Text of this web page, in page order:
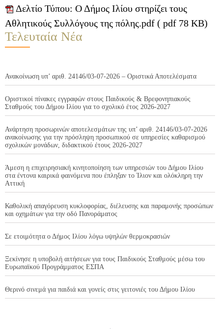
Δελτίο Τύπου: Ο Δήμος Ιλίου στηρίζει τους
Αθλητικούς Συλλόγους της πόλης.pdf ( pdf 78 KB)
Τελευταία Νέα
Ανακοίνωση υπ’ αριθ. 24146/03-07-2026 – Οριστικά Αποτελέσματα
Οριστικοί πίνακες εγγραφών στους Παιδικούς & Βρεφονηπιακούς
Σταθμούς του Δήμου Ιλίου για το σχολικό έτος 2026-2027
Ανάρτηση προσωρινών αποτελεσμάτων της υπ’ αριθ. 24146/03-07-2026
ανακοίνωσης για την πρόσληψη προσωπικού σε υπηρεσίες καθαρισμού
σχολικών μονάδων, διδακτικού έτους 2026-2027
Άμεση η επιχειρησιακή κινητοποίηση των υπηρεσιών του Δήμου Ιλίου
στα έντονα καιρικά φαινόμενα που έπληξαν το Ίλιον και ολόκληρη την
Αττική
Καθολική απαγόρευση κυκλοφορίας, διέλευσης και παραμονής προσώπων
και οχημάτων για την οδό Πανοράματος
Σε ετοιμότητα ο Δήμος Ιλίου λόγω υψηλών θερμοκρασιών
Ξεκίνησε η υποβολή αιτήσεων για τους Παιδικούς Σταθμούς μέσω του
Ευρωπαϊκού Προγράμματος ΕΣΠΑ
Θερινό σινεμά για παιδιά και γονείς στις γειτονιές του Δήμου Ιλίου